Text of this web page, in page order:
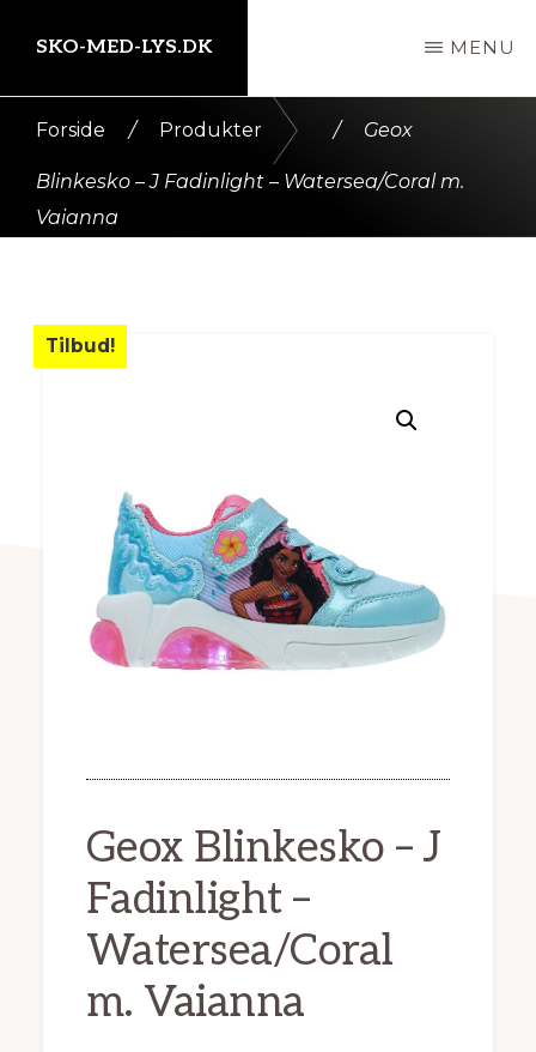
indhold
SKO-MED-LYS.DK MENU
Forside / Produkter / Geox
Blinkesko – J Fadinlight – Watersea/Coral m.
Vaianna
Tilbud!
Geox Blinkesko – J
Fadinlight –
Watersea/Coral
m. Vaianna